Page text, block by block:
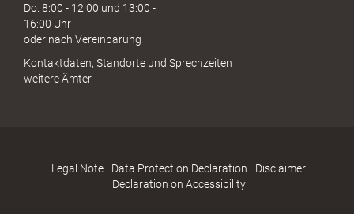
Do. 8:00 - 12:00 und 13:00 -
16:00 Uhr
oder nach Vereinbarung
Kontaktdaten, Standorte und Sprechzeiten
weitere Ämter
Legal Note Data Protection Declaration
Disclaimer
Declaration on Accessibility